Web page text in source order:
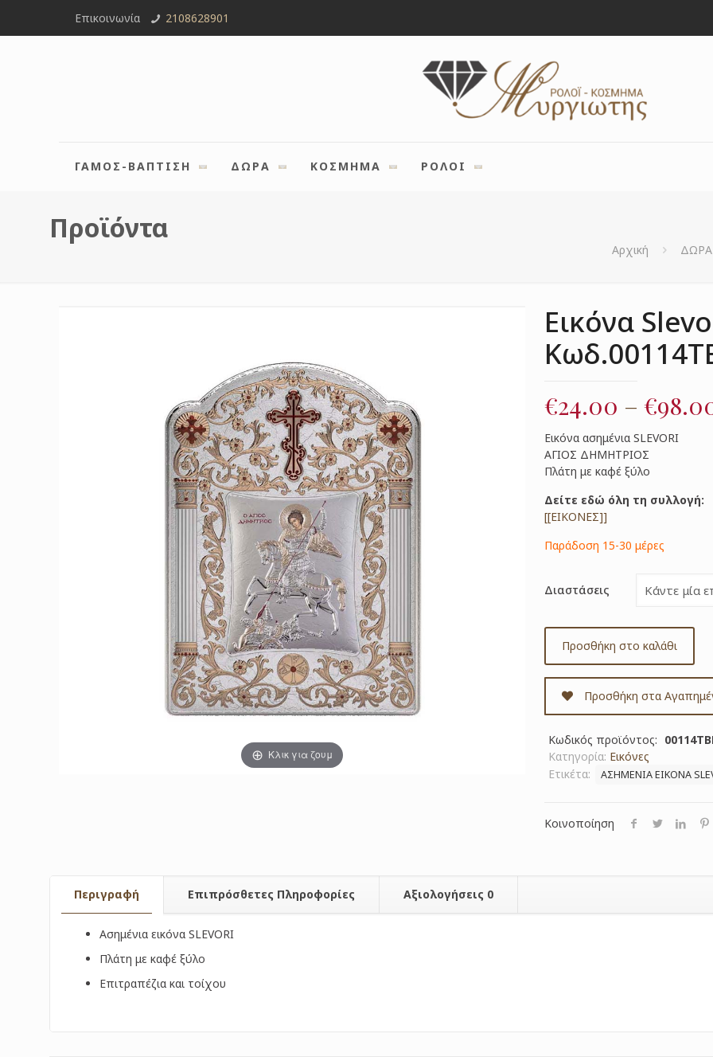
Επικοινωνία 2108628901
ΓΑΜΟΣ-ΒΑΠΤΙΣΗ ΔΩΡΑ ΚΟΣΜΗΜΑ ΡΟΛΟΙ
Προϊόντα
Αρχική ΔΩΡΑ
Κλικ για ζουμ
Εικόνα
€24.00 – €
Εικόνα ασημένια SLEVORI
ΑΓΙΟΣ ΔΗΜΗΤΡΙΟΣ
Πλάτη με καφέ ξύλο
Δείτε εδώ όλη τη συλλογή:
[[ΕΙΚΟΝΕΣ]]
Παράδοση 15-30 μέρες
Διαστάσεις
Προσθήκη στο καλάθι
Προσθήκη στα
Κωδικός προϊόντος:
Κατηγορία: Εικόνες
Ετικέτα:
ΑΣΗΜΕΝΙΑ ΕΙΚΟΝΑ
Κοινοποίηση
Περιγραφή Επιπρόσθετες Πληροφορίες Αξιολογήσεις 0
Ασημένια εικόνα SLEVORI
Πλάτη με καφέ ξύλο
Επιτραπέζια και τοίχου